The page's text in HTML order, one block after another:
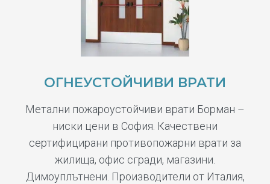
ОГНЕУСТОЙЧИВИ ВРАТИ
Метални пожароустойчиви врати Борман –
ниски цени в София. Качествени
сертифицирани противопожарни врати за
жилища, офис сгради, магазини.
Димоуплътнени. Производители от Италия,